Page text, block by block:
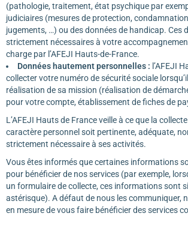
(pathologie, traitement, état psychique par
judiciaires (mesures de protection,
jugements, …) ou des données de handicap. Ces
strictement nécessaires à votre
charge par l’AFEJI Hauts-de-France.
Données hautement personnelles : l’AFEJI
collecter votre numéro de sécurité sociale
réalisation de sa mission (réalisation de
pour votre compte, établissement de fiches de
L’AFEJI Hauts de France veille à ce que la
caractère personnel soit pertinente, adéquate,
strictement nécessaire à ses activités.
Vous êtes informés que certaines informations
pour bénéficier de nos services (par exemple,
un formulaire de collecte, ces informations sont
astérisque). A défaut de nous les communiquer,
en mesure de vous faire bénéficier des services